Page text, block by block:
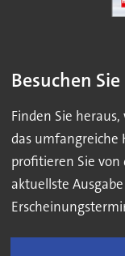
Besuchen
Finden Sie
das umfangreiche
profitieren Sie von
aktuellste